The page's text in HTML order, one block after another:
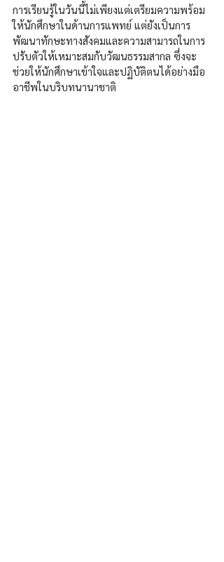
การเรียนรู้ในวันนี้ไม่เพียงแต่เตรียมความพร้อม
ให้นักศึกษาในด้านการแพทย์ แต่ยังเป็นการ
พัฒนาทักษะทางสังคมและความสามารถในการ
ปรับตัวให้เหมาะสมกับวัฒนธรรมสากล ซึ่งจะ
ช่วยให้นักศึกษาเข้าใจและปฏิบัติตนได้อย่างมือ
อาชีพในบริบทนานาชาติ